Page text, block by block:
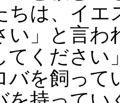
ちは、イエ
い」と言わ
てくださ
バを飼って